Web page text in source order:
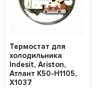
Термостат для
холодильника
Indesit, Ariston,
Атлант K50-H1105,
Х1037